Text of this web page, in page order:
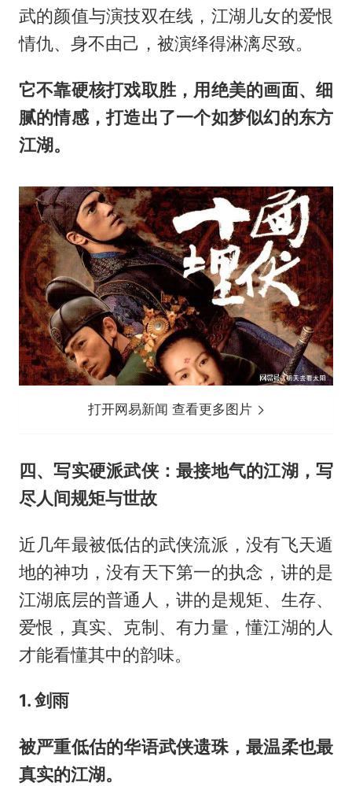
武的颜值与演技双在线，江湖儿女的爱恨
情仇、身不由己，被演绎得淋漓尽致。
它不靠硬核打戏取胜，用绝美的画面、细
腻的情感，打造出了一个如梦似幻的东方
江湖。
打开网易新闻 查看更多图片
四、写实硬派武侠：最接地气的江湖，写
尽人间规矩与世故
近几年最被低估的武侠流派，没有飞天遁
地的神功，没有天下第一的执念，讲的是
江湖底层的普通人，讲的是规矩、生存、
爱恨，真实、克制、有力量，懂江湖的人
才能看懂其中的韵味。
1. 剑雨
被严重低估的华语武侠遗珠，最温柔也最
真实的江湖。